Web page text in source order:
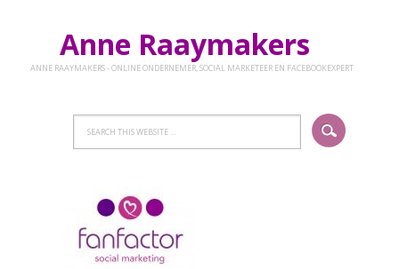
Anne Raaymakers
ANNE RAAYMAKERS - ONLINE ONDERNEMER, SOCIAL MARKETEER EN FACEBOOKEXPERT